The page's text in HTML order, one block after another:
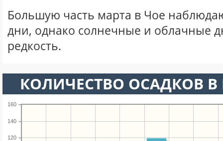
Большую часть марта в Чое
дни, однако солнечные и облачные
редкость.
КОЛИЧЕСТВО ОСАДКОВ
120
140
160